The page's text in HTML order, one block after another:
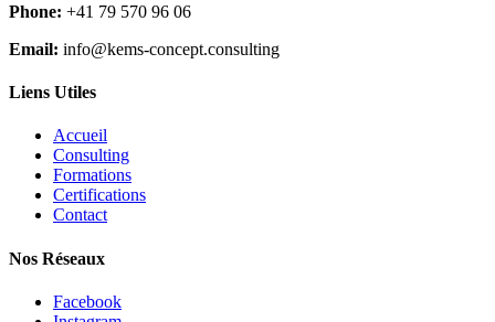
Phone: +41 79 570 96 06
Email: info@kems-concept.consulting
Liens Utiles
Accueil
Consulting
Formations
Certifications
Contact
Nos Réseaux
Facebook